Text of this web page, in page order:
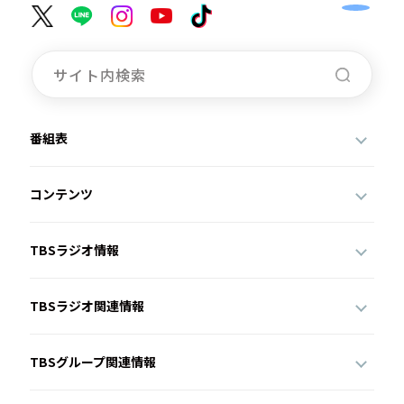
番組表
コンテンツ
TBSラジオ情報
TBSラジオ関連情報
TBSグループ関連情報